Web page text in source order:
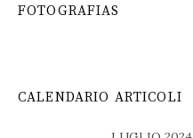
FOTOGRAFIAS
CALENDARIO ARTICOLI